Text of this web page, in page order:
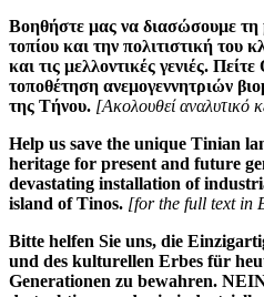
Βοηθήστε μας να διασώσουμε τη
τοπίου και την πολιτιστική του
και τις μελλοντικές γενιές.
τοποθέτηση ανεμογεννητριών
της Τήνου. [Ακολουθεί αναλυτικό
Help us save the unique Tinian
heritage for present and future
devastating installation of
island of Tinos. [for the full text in
Bitte helfen Sie uns, die
und des kulturellen Erbes für
Generationen zu bewahren.